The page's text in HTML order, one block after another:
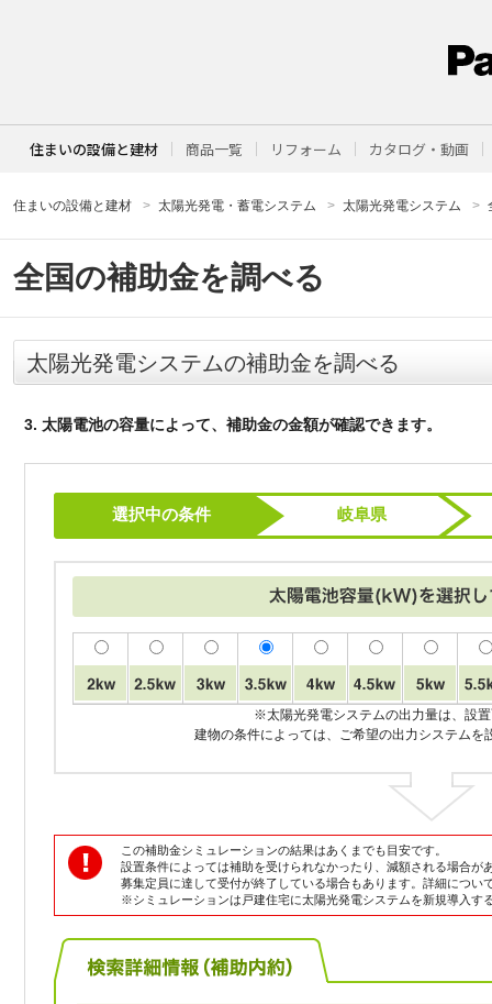
住まいの設備と建材 商品一覧 リフォーム カタログ・動画
住まいの設備と建材 太陽光発電・蓄電システム 太陽光発電システム
全国の補助金を調べる
太陽光発電システムの補助金を調べる
3. 太陽電池の容量によって、補助金の金額が確認できます。
選択中の条件 岐阜県
※太陽光発電システムの出力量は、設
建物の条件によっては、ご希望の出力システムを
この補助金シミュレーションの結果はあくまでも目安です。
設置条件によっては補助を受けられなかったり、減額される場合が
募集定員に達して受付が終了している場合もあります。詳細につい
※シミュレーションは戸建住宅に太陽光発電システムを新規導入す